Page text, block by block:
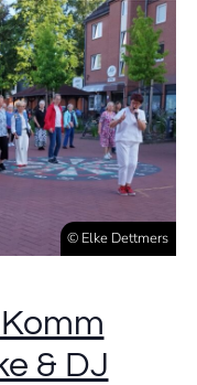
© Elke Dettmers
& DJ